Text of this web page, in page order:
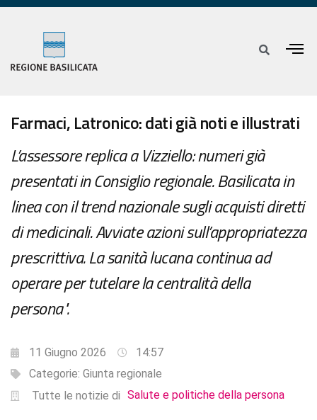
Farmaci, Latronico: dati già noti e illustrati
L’assessore replica a Vizziello: numeri già
presentati in Consiglio regionale. Basilicata in
linea con il trend nazionale sugli acquisti diretti
di medicinali. Avviate azioni sull’appropriatezza
prescrittiva. La sanità lucana continua ad
operare per tutelare la centralità della
persona".
11 Giugno 2026
14:57
Categorie: Giunta regionale
Tutte le notizie di Salute e politiche della persona